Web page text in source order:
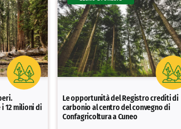
12 milioni di
Le opportunità del Registro crediti di
carbonio al centro del convegno di
Confagricoltura a Cuneo